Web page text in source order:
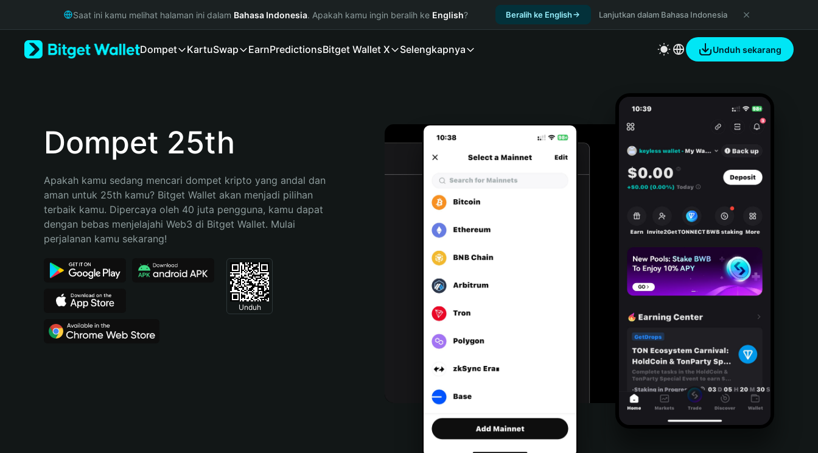
Русский
Bahasa Indonesia
Español (Argentina)
Saat ini kamu melihat halaman ini dalam Bahasa Indonesia. Apakah kamu ingin beralih ke English? Beralih ke English Lanjutkan dalam Bahasa Indonesia
Dompet KartuSwap EarnPredictionsBitget Wallet X Selengkapnya Unduh sekarang
Dompet 25th
Apakah kamu sedang mencari dompet kripto yang andal dan
aman untuk 25th kamu? Bitget Wallet akan menjadi pilihan
terbaik kamu. Dipercaya oleh 40 juta pengguna, kamu dapat
dengan bebas menjelajahi Web3 di Bitget Wallet. Mulai
perjalanan kamu sekarang!
Unduh